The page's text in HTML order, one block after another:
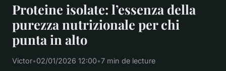
Proteine isolate: l’essenza della
purezza nutrizionale per chi
punta in alto
Victor•02/01/2026 12:00•7 min de lecture